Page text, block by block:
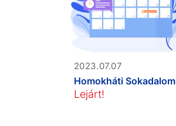
2023.07.07
Homokháti Sokadalom
Lejárt!